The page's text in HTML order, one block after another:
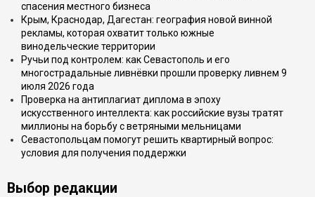
спасения местного бизнеса
Крым, Краснодар, Дагестан: география новой винной
рекламы, которая охватит только южные
винодельческие территории
Ручьи под контролем: как Севастополь и его
многострадальные ливнёвки прошли проверку ливнем 9
июля 2026 года
Проверка на антиплагиат диплома в эпоху
искусственного интеллекта: как российские вузы тратят
миллионы на борьбу с ветряными мельницами
Севастопольцам помогут решить квартирный вопрос:
условия для получения поддержки
Выбор редакции